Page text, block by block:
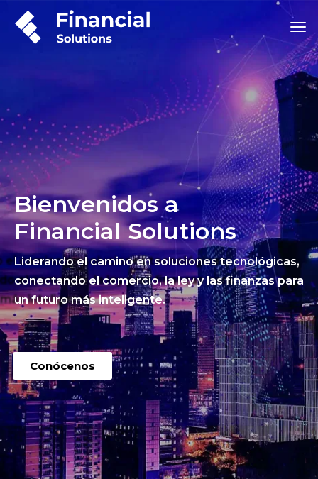
Bienvenidos a
Financial Solutions
Liderando el camino en soluciones tecnológicas,
conectando el comercio, la ley y las finanzas para
un futuro más inteligente.
Conócenos